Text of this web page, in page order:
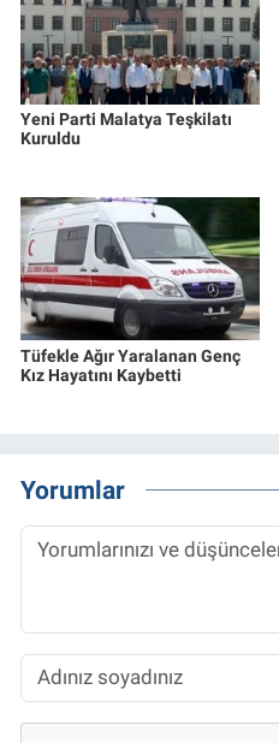
Yeni Parti Malatya Teşkilatı
Kuruldu
Tüfekle Ağır Yaralanan Genç
Kız Hayatını Kaybetti
Yorumlar